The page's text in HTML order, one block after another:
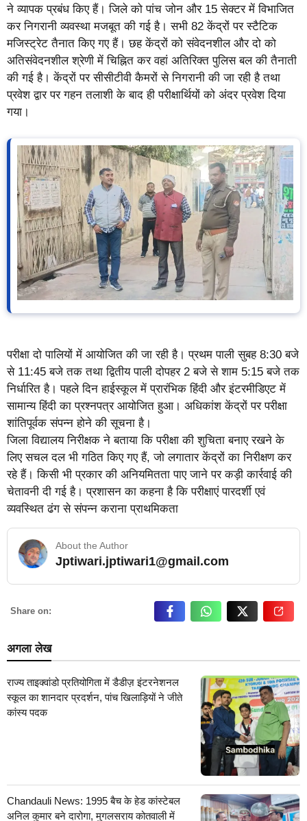
ने व्यापक प्रबंध किए हैं। जिले को पांच जोन और 15 सेक्टर में विभाजित
कर निगरानी व्यवस्था मजबूत की गई है। सभी 82 केंद्रों पर स्टैटिक
मजिस्ट्रेट तैनात किए गए हैं। छह केंद्रों को संवेदनशील और दो को
अतिसंवेदनशील श्रेणी में चिह्नित कर वहां अतिरिक्त पुलिस बल की तैनाती
की गई है। केंद्रों पर सीसीटीवी कैमरों से निगरानी की जा रही है तथा
प्रवेश द्वार पर गहन तलाशी के बाद ही परीक्षार्थियों को अंदर प्रवेश दिया
गया।
परीक्षा दो पालियों में आयोजित की जा रही है। प्रथम पाली सुबह 8:30 बजे
से 11:45 बजे तक तथा द्वितीय पाली दोपहर 2 बजे से शाम 5:15 बजे तक
निर्धारित है। पहले दिन हाईस्कूल में प्रारंभिक हिंदी और इंटरमीडिएट में
सामान्य हिंदी का प्रश्नपत्र आयोजित हुआ। अधिकांश केंद्रों पर परीक्षा
शांतिपूर्वक संपन्न होने की सूचना है।
जिला विद्यालय निरीक्षक ने बताया कि परीक्षा की शुचिता बनाए रखने के
लिए सचल दल भी गठित किए गए हैं, जो लगातार केंद्रों का निरीक्षण कर
रहे हैं। किसी भी प्रकार की अनियमितता पाए जाने पर कड़ी कार्रवाई की
चेतावनी दी गई है। प्रशासन का कहना है कि परीक्षाएं पारदर्शी एवं
व्यवस्थित ढंग से संपन्न कराना प्राथमिकता
About the Author
Jptiwari.jptiwari1@gmail.com… Read More
Share on:
अगला लेख
राज्य ताइक्वांडो प्रतियोगिता में डैडीज़ इंटरनेशनल
स्कूल का शानदार प्रदर्शन, पांच खिलाड़ियों ने जीते
कांस्य पदक
Chandauli News: 1995 बैच के हेड कांस्टेबल
अनिल कुमार बने दारोगा, मुगलसराय कोतवाली में